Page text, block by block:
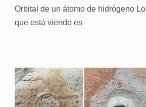
Orbital de un átomo de hidrógeno Lo
que está viendo es